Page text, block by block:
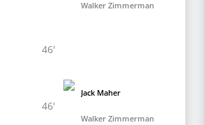
Walker Zimmerman
46'
46'
Jack Maher
Walker Zimmerman